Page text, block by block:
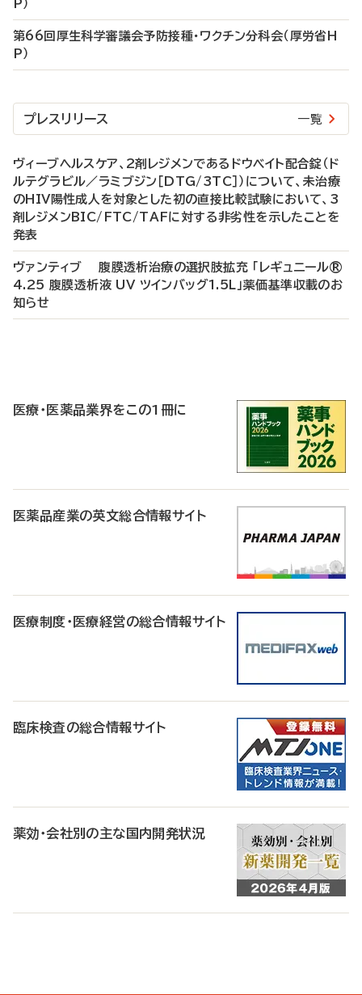
P）
第66回厚生科学審議会予防接種・ワクチン分科会（厚労省H
P）
プレスリリース 一覧
ヴィーブヘルスケア、2剤レジメンであるドウベイト配合錠（ド
ルテグラビル／ラミブジン［DTG/3TC］）について、未治療
のHIV陽性成人を対象とした初の直接比較試験において、3
剤レジメンBIC/FTC/TAFに対する非劣性を示したことを
発表
ヴァンティブ 腹膜透析治療の選択肢拡充 「レギュニール®
4.25 腹膜透析液 UV ツインバッグ1.5L」薬価基準収載のお
知らせ
医療・医薬品業界をこの1冊に
医薬品産業の英文総合情報サイト
医療制度・医療経営の総合情報サイト
臨床検査の総合情報サイト
薬効・会社別の主な国内開発状況